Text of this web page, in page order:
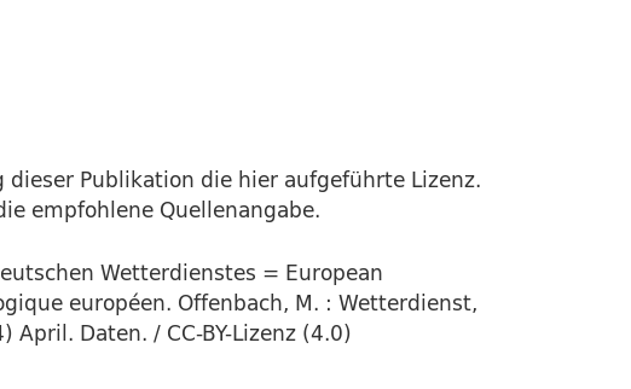
Publikation die hier aufgeführte Lizenz.
empfohlene Quellenangabe.
Wetterdienstes = European
européen. Offenbach, M. : Wetterdienst,
Daten. / CC-BY-Lizenz (4.0)